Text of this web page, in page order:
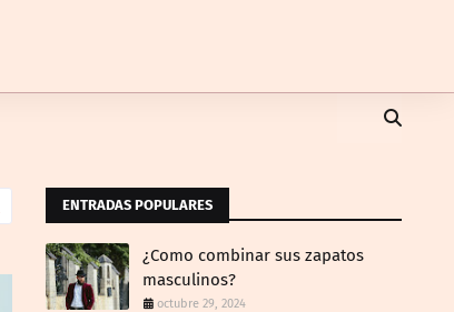
ENTRADAS POPULARES
¿Como combinar sus zapatos
masculinos?
octubre 29, 2024